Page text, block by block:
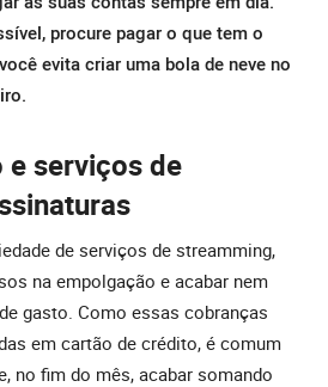
procure pagar o que tem o
evita criar uma bola de neve no
e serviços de
de serviços de streamming,
na empolgação e acabar nem
gasto. Como essas cobranças
em cartão de crédito, é comum
no fim do mês, acabar somando